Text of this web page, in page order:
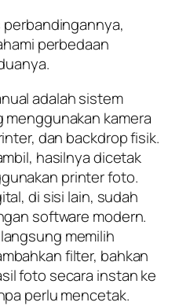
perbedaan
adalah sistem
kamera
dan backdrop fisik.
hasilnya dicetak
printer foto.
di sisi lain, sudah
software modern.
memilih
filter, bahkan
foto secara instan ke
perlu mencetak.